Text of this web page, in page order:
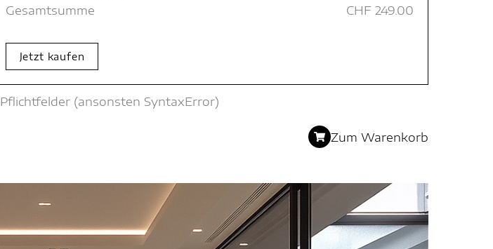
Gesamtsumme
CHF 249.00
Jetzt kaufen
Pflichtfelder (ansonsten SyntaxError)
Zum Warenkorb